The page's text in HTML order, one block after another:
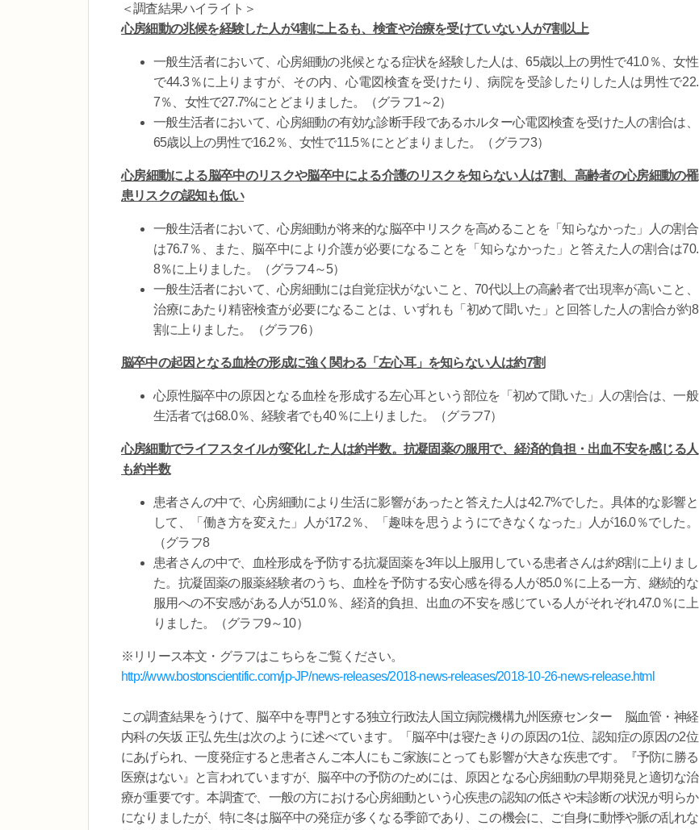
＜調査結果ハイライト＞
心房細動の兆候を経験した人が4割に上るも、検査や治療を受けていない人が7割以上
一般生活者において、心房細動の兆候となる症状を経験した人は、65歳以上の男性で41.0％、女性
で44.3％に上りますが、その内、心電図検査を受けたり、病院を受診したりした人は男性で22.
7％、女性で27.7%にとどまりました。（グラフ1～2）
一般生活者において、心房細動の有効な診断手段であるホルター心電図検査を受けた人の割合は、
65歳以上の男性で16.2％、女性で11.5％にとどまりました。（グラフ3）
心房細動による脳卒中のリスクや脳卒中による介護のリスクを知らない人は7割、高齢者の心房細動の罹
患リスクの認知も低い
一般生活者において、心房細動が将来的な脳卒中リスクを高めることを「知らなかった」人の割合
は76.7％、また、脳卒中により介護が必要になることを「知らなかった」と答えた人の割合は70.
8％に上りました。（グラフ4～5）
一般生活者において、心房細動には自覚症状がないこと、70代以上の高齢者で出現率が高いこと、
治療にあたり精密検査が必要になることは、いずれも「初めて聞いた」と回答した人の割合が約8
割に上りました。（グラフ6）
脳卒中の起因となる血栓の形成に強く関わる「左心耳」を知らない人は約7割
心原性脳卒中の原因となる血栓を形成する左心耳という部位を「初めて聞いた」人の割合は、一般
生活者では68.0％、経験者でも40％に上りました。（グラフ7）
心房細動でライフスタイルが変化した人は約半数。抗凝固薬の服用で、経済的負担・出血不安を感じる人
も約半数
患者さんの中で、心房細動により生活に影響があったと答えた人は42.7%でした。具体的な影響と
して、「働き方を変えた」人が17.2％、「趣味を思うようにできなくなった」人が16.0％でした。
（グラフ8
患者さんの中で、血栓形成を予防する抗凝固薬を3年以上服用している患者さんは約8割に上りまし
た。抗凝固薬の服薬経験者のうち、血栓を予防する安心感を得る人が85.0％に上る一方、継続的な
服用への不安感がある人が51.0％、経済的負担、出血の不安を感じている人がそれぞれ47.0％に上
りました。（グラフ9～10）
※リリース本文・グラフはこちらをご覧ください。
http://www.bostonscientific.com/jp-JP/news-releases/2018-news-releases/2018-10-26-news-release.html
この調査結果をうけて、脳卒中を専門とする独立行政法人国立病院機構九州医療センター 脳血管・神経
内科の矢坂 正弘 先生は次のように述べています。「脳卒中は寝たきりの原因の1位、認知症の原因の2位
にあげられ、一度発症すると患者さんご本人にもご家族にとっても影響が大きな疾患です。『予防に勝る
医療はない』と言われていますが、脳卒中の予防のためには、原因となる心房細動の早期発見と適切な治
療が重要です。本調査で、一般の方における心房細動という心疾患の認知の低さや未診断の状況が明らか
になりましたが、特に冬は脳卒中の発症が多くなる季節であり、この機会に、ご自身に動悸や脈の乱れな